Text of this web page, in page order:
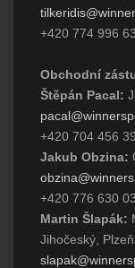
+420 774 996
Obchodní
Štěpán Pacal:
+420 704 456
Jakub Obzina:
+420 776 630
Martin Šlapák:
Jihočeský,